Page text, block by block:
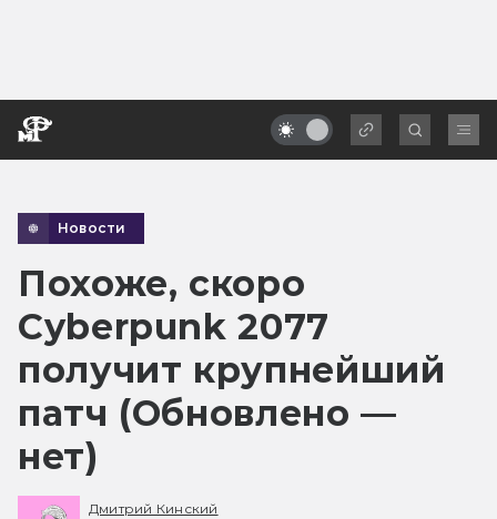
Новости
Похоже, скоро
Cyberpunk 2077
получит крупнейший
патч (Обновлено —
нет)
Дмитрий Кинский